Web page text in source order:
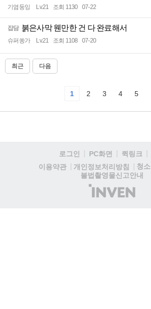
기염둥잉 Lv.21 조회 1130 07-22
잡담 붉은사막 웬만한 건 다 완료해서
슈퍼쏭가 Lv.21 조회 1108 07-20
최근 다음
1 2 3 4 5
로그인 PC화면 퀵링크
이용약관
개인정보처리방침
청
불법촬영물신고안내
(주)
인